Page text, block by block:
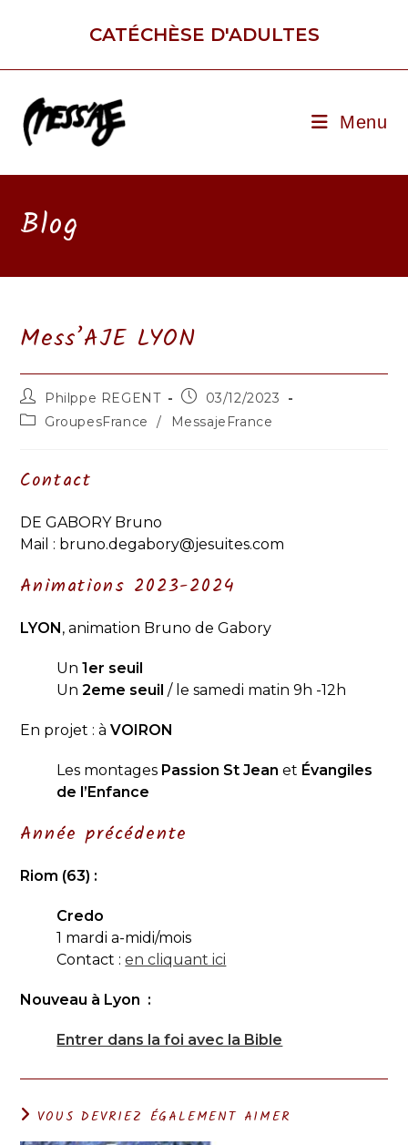
CATÉCHÈSE D'ADULTES
Menu
Blog
Mess’AJE LYON
Auteur/autrice
de
la
Philppe REGENT
Publication
publiée :
03/12/2023
PostGroupesFrance / MessajeFrance
Contact
DE GABORY Bruno
Mail : bruno.degabory@jesuites.com
Animations 2023-2024
LYON, animation Bruno de Gabory
Un1er seuil
Un2eme seuil / le samedi matin 9h -12h
En projet : àVOIRON
Les montages Passion St Jean et Évangiles
de l’Enfance
Année précédente
Riom (63) :
Credo
1 mardi a-midi/mois
Contact :en cliquant ici
Nouveau à Lyon :
Entrer dans la foi avec la Bible
VOUS DEVRIEZ ÉGALEMENT AIMER